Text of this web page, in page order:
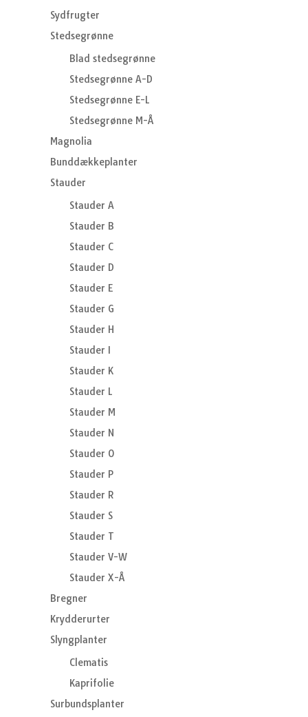
Sydfrugter
Stedsegrønne
Blad stedsegrønne
Stedsegrønne A-D
Stedsegrønne E-L
Stedsegrønne M-Å
Magnolia
Bunddækkeplanter
Stauder
Stauder A
Stauder B
Stauder C
Stauder D
Stauder E
Stauder G
Stauder H
Stauder I
Stauder K
Stauder L
Stauder M
Stauder N
Stauder O
Stauder P
Stauder R
Stauder S
Stauder T
Stauder V-W
Stauder X-Å
Bregner
Krydderurter
Slyngplanter
Clematis
Kaprifolie
Surbundsplanter